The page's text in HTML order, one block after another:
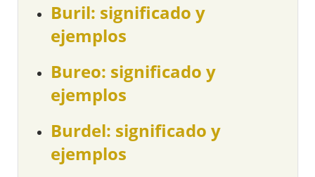
Buril: significado y
ejemplos
Bureo: significado y
ejemplos
Burdel: significado y
ejemplos